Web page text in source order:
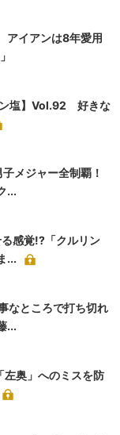
アイアンは8年愛用
ン塩】Vol.92 好きな
メジャー全制覇！
...
感覚!?「クルリン
...
なところで打ち切れ
...
左奥」へのミスを防